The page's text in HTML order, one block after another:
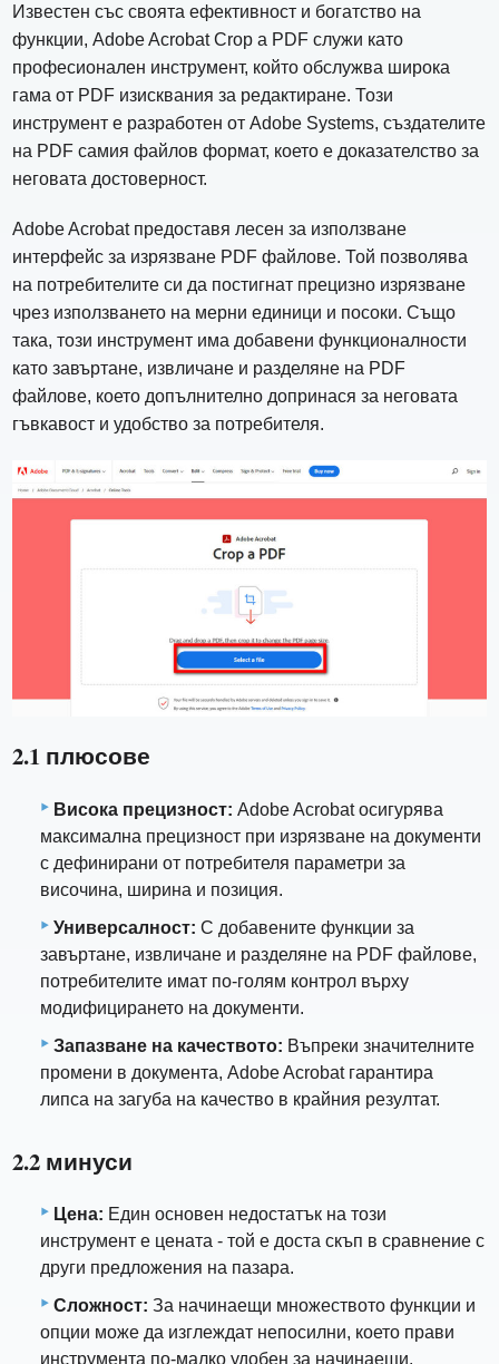
Известен със своята ефективност и богатство на
функции, Adobe Acrobat Crop a PDF служи като
професионален инструмент, който обслужва широка
гама от PDF изисквания за редактиране. Този
инструмент е разработен от Adobe Systems, създателите
на PDF самия файлов формат, което е доказателство за
неговата достоверност.
Adobe Acrobat предоставя лесен за използване
интерфейс за изрязване PDF файлове. Той позволява
на потребителите си да постигнат прецизно изрязване
чрез използването на мерни единици и посоки. Също
така, този инструмент има добавени функционалности
като завъртане, извличане и разделяне на PDF
файлове, което допълнително допринася за неговата
гъвкавост и удобство за потребителя.
2.1 плюсове
Висока прецизност: Adobe Acrobat осигурява
максимална прецизност при изрязване на документи
с дефинирани от потребителя параметри за
височина, ширина и позиция.
Универсалност: С добавените функции за
завъртане, извличане и разделяне на PDF файлове,
потребителите имат по-голям контрол върху
модифицирането на документи.
Запазване на качеството: Въпреки значителните
промени в документа, Adobe Acrobat гарантира
липса на загуба на качество в крайния резултат.
2.2 минуси
Цена: Един основен недостатък на този
инструмент е цената - той е доста скъп в сравнение с
други предложения на пазара.
Сложност: За начинаещи множеството функции и
опции може да изглеждат непосилни, което прави
инструмента по-малко удобен за начинаещи.